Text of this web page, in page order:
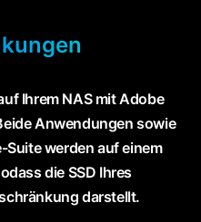
Ihrem NAS mit Adobe
Anwendungen sowie
werden auf einem
die SSD Ihres
darstellt.